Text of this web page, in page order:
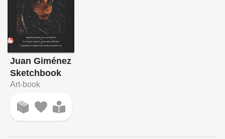
Juan Giménez
Sketchbook
Art-book